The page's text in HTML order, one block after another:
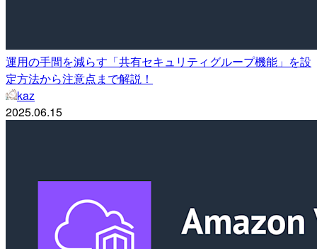
運用の手間を減らす「共有セキュリティグループ機能」を設
定方法から注意点まで解説！
kaz
2025.06.15